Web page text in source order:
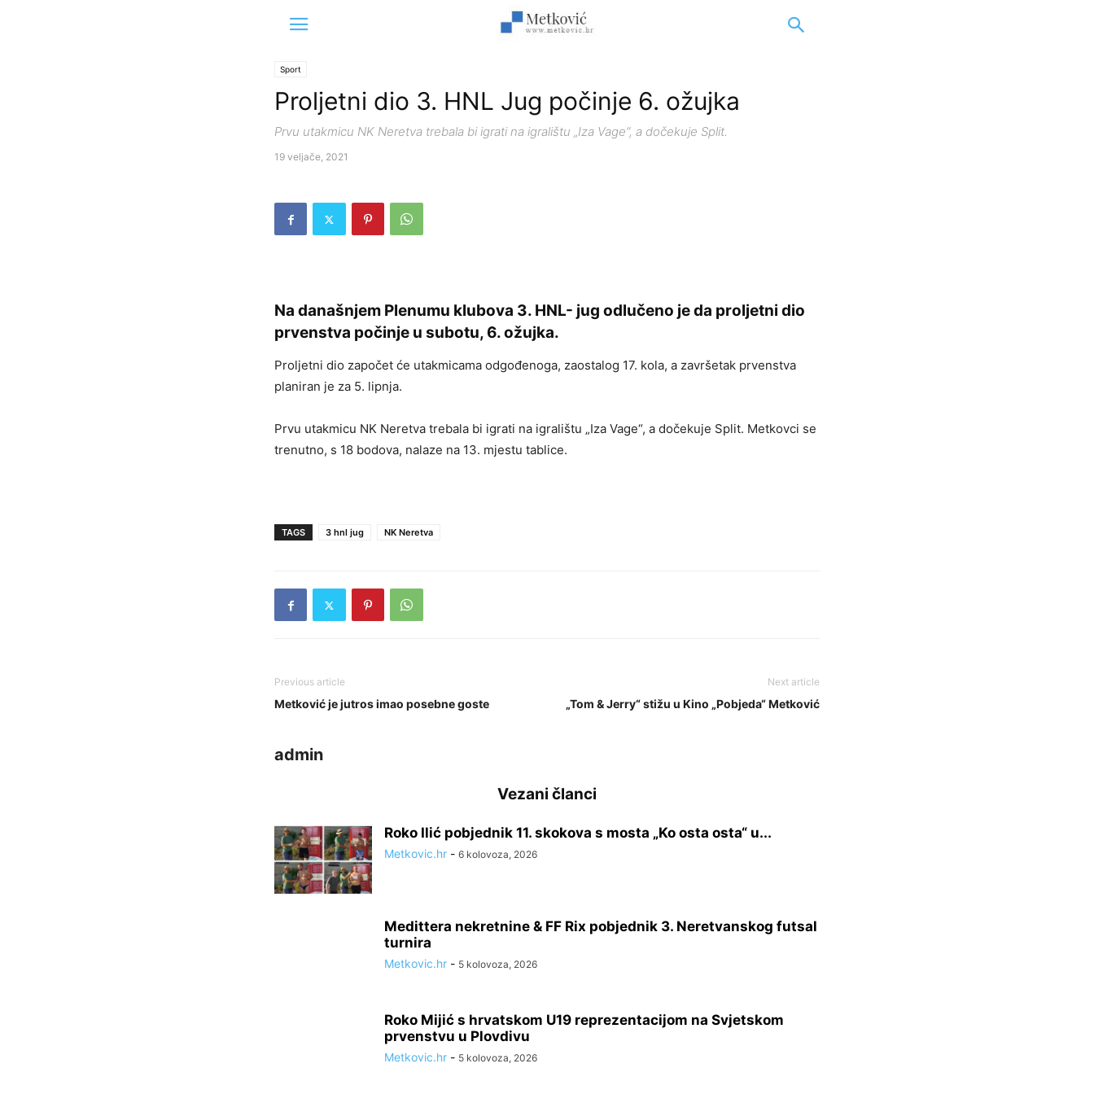
Sport
Proljetni dio 3. HNL Jug počinje 6. ožujka
Prvu utakmicu NK Neretva trebala bi igrati na igralištu „Iza Vage“, a dočekuje Split.
19 veljače, 2021
Na današnjem Plenumu klubova 3. HNL- jug odlučeno je da proljetni dio
prvenstva počinje u subotu, 6. ožujka.
Proljetni dio započet će utakmicama odgođenoga, zaostalog 17. kola, a završetak prvenstva
planiran je za 5. lipnja.
Prvu utakmicu NK Neretva trebala bi igrati na igralištu „Iza Vage“, a dočekuje Split. Metkovci se
trenutno, s 18 bodova, nalaze na 13. mjestu tablice.
TAGS 3 hnl jug NK Neretva
Previous article
Metković je jutros imao posebne goste
Next article
„Tom & Jerry“ stižu u Kino „Pobjeda“ Metković
admin
Vezani članci
Roko Ilić pobjednik 11. skokova s mosta „Ko osta osta“ u...
Metkovic.hr - 6 kolovoza, 2026
Medittera nekretnine & FF Rix pobjednik 3. Neretvanskog futsal
turnira
Metkovic.hr - 5 kolovoza, 2026
Roko Mijić s hrvatskom U19 reprezentacijom na Svjetskom
prvenstvu u Plovdivu
Metkovic.hr - 5 kolovoza, 2026